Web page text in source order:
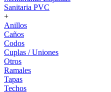
Sanitaria PVC
+
Anillos
Caños
Codos
Cuplas / Uniones
Otros
Ramales
Tapas
Techos